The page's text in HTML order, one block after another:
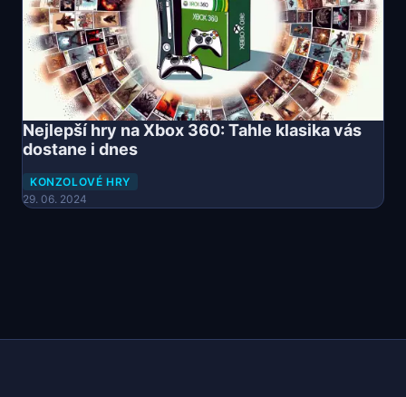
Nejlepší hry na Xbox 360: Tahle klasika vás
dostane i dnes
KONZOLOVÉ HRY
29. 06. 2024